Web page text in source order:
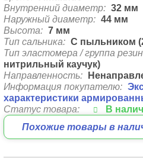
Внутренний диаметр: 32 мм
Наружный диаметр: 44 мм
Высота: 7 мм
Тип сальника: C пыльником
Тип эластомера / группа
нитрильный каучук)
Направленность:
Информация покупателю:
характеристики
Статус товара:
В
Похожие товары в